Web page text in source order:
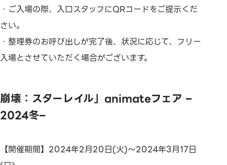
・ご入場の際、入口スタッフにQRコードをご提示くだ
さい。
・整理券のお呼び出しが完了後、状況に応じて、フリー
入場とさせていただく場合がございます。
崩壊：スターレイル」animateフェア –
2024冬–
【開催期間】2024年2月20日(火)～2024年3月17日